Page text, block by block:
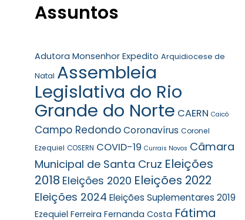
Assuntos
Adutora Monsenhor Expedito Arquidiocese de
Natal Assembleia
Legislativa do Rio
Grande do Norte CAERN Caicó
Campo Redondo Coronavírus Coronel
Ezequiel COSERN COVID-19 Currais Novos Câmara
Municipal de Santa Cruz Eleições
2018 Eleições 2020 Eleições 2022
Eleições 2024 Eleições Suplementares 2019
Ezequiel Ferreira Fernanda Costa Fátima